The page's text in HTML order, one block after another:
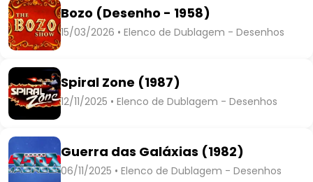
Bozo (Desenho - 1958)
15/03/2026 • Elenco de Dublagem - Desenhos
Spiral Zone (1987)
12/11/2025 • Elenco de Dublagem - Desenhos
Guerra das Galáxias (1982)
06/11/2025 • Elenco de Dublagem - Desenhos